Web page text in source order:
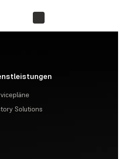
Solutions